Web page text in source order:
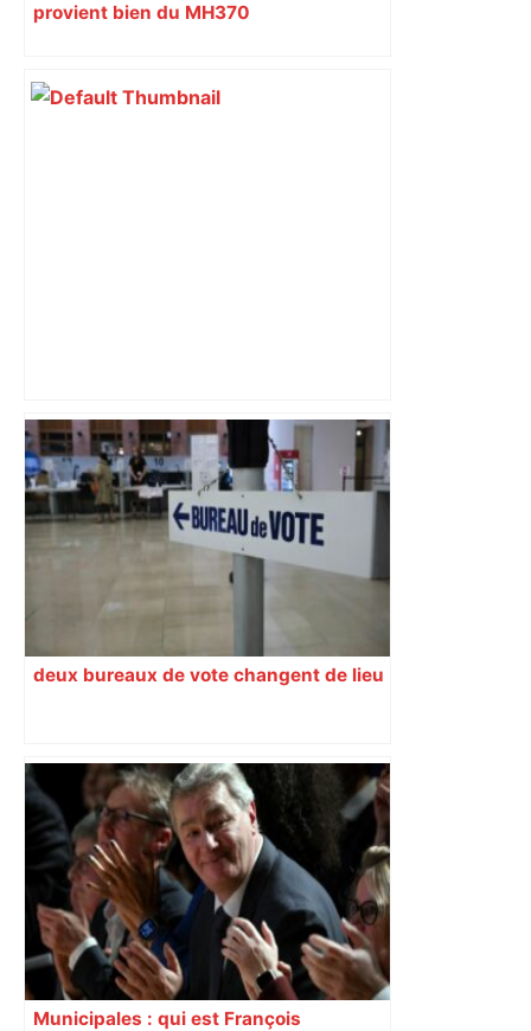
provient bien du MH370
"C’est l’une des plus fortes
fréquentations du circuit" : Toulouse
est-elle la capitale du poker amateur –
ladepeche.fr
deux bureaux de vote changent de lieu
Municipales : qui est François